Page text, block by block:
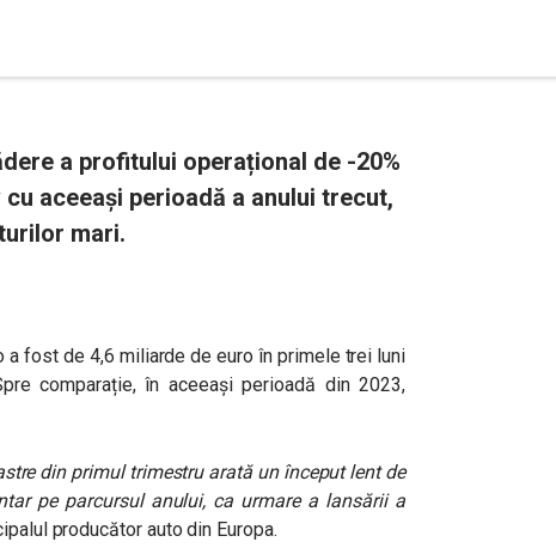
a profitului operațional de -20%
aceeași perioadă a anului trecut,
mari.
fost de 4,6 miliarde de euro în primele trei luni
comparație, în aceeași perioadă din 2023,
din primul trimestru arată un început lent de
pe parcursul anului, ca urmare a lansării a
producător auto din Europa.